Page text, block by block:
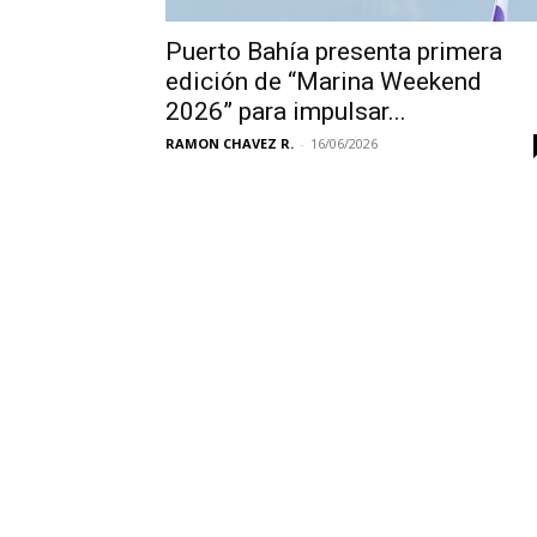
Puerto Bahía presenta primera
edición de “Marina Weekend
2026” para impulsar...
RAMON CHAVEZ R. - 16/06/2026